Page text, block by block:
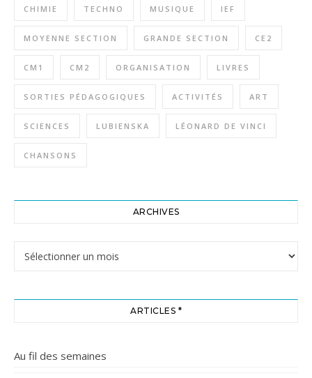
CHIMIE TECHNO MUSIQUE IEF
MOYENNE SECTION GRANDE SECTION CE2
CM1 CM2 ORGANISATION LIVRES
SORTIES PÉDAGOGIQUES ACTIVITÉS ART
SCIENCES LUBIENSKA LÉONARD DE VINCI
CHANSONS
ARCHIVES
ARTICLES *
Au fil des semaines